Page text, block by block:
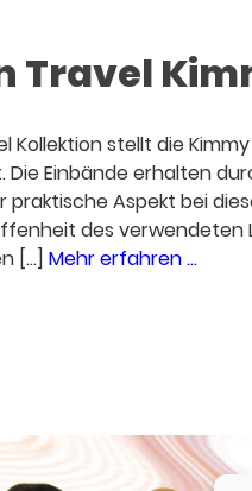
Travel
Kollektion stellt die
Die Einbände erhalten
praktische Aspekt bei
des verwendeten
[...] Mehr erfahren ...